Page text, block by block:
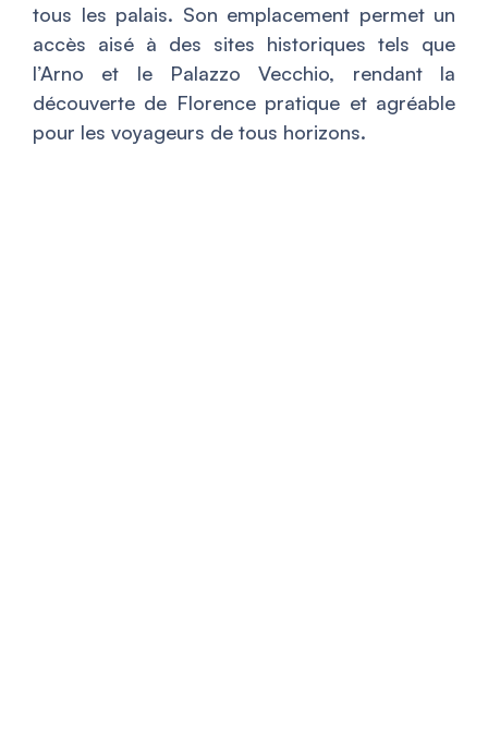
tous les palais. Son emplacement permet un
accès aisé à des sites historiques tels que
l’Arno et le Palazzo Vecchio, rendant la
découverte de Florence pratique et agréable
pour les voyageurs de tous horizons.